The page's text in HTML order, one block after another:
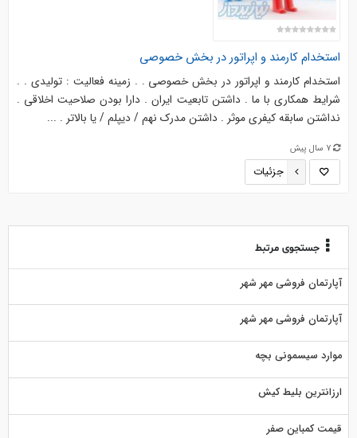
استخدام کارمند و اپراتور در بخش خصوصی
استخدام کارمند و اپراتور در بخش خصوصی . . زمینه فعالیت : تولیدی . .
شرایط همکاری با ما . داشتن تابعیت ایران . دارا بودن صلاحیت اخلاقی .
نداشتن سابقه کیفری موثر . داشتن مدرک نهم / دیپلم / یا بالاتر . ...
7 سال پیش
جزئیات
جستجوی مرتبط
آپارتمان فروشی مهر شهر
آپارتمان فروشی مهر شهر
موارد سیسمونی بچه
ارزانترین بلیط کیش
قیمت کمباین صفر